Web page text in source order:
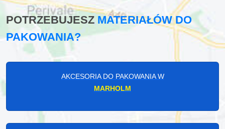
POTRZEBUJESZMATERIAŁÓW DO
PAKOWANIA?
AKCESORIA DO PAKOWANIA W
MARHOLM